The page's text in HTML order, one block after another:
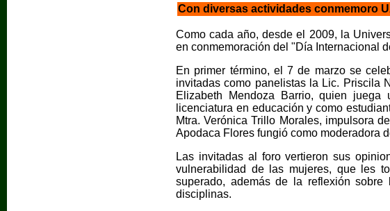
Con diversas actividades conmemoro
Como cada año, desde el 2009, la
en conmemoración del "Día Internacional
En primer término, el 7 de marzo se
invitadas como panelistas la Lic. Priscila
Elizabeth Mendoza Barrio, quien
licenciatura en educación y como
Mtra. Verónica Trillo Morales, impulsora
Apodaca Flores fungió como moderadora
Las invitadas al foro vertieron sus
vulnerabilidad de las mujeres, que les
superado, además de la reflexión
disciplinas.